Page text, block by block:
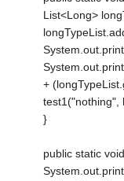
List<Long>
+
test1("nothing",
}
public static